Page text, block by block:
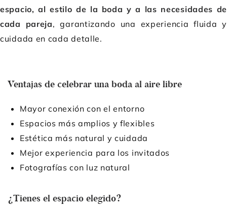
espacio, al estilo de la boda y a las necesidades de
cada pareja, garantizando una experiencia fluida y
cuidada en cada detalle.
Ventajas de celebrar una boda al aire libre
Mayor conexión con el entorno
Espacios más amplios y flexibles
Estética más natural y cuidada
Mejor experiencia para los invitados
Fotografías con luz natural
¿Tienes el espacio elegido?